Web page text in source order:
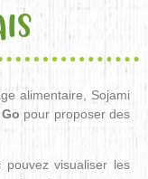
alimentaire, Sojami
pour proposer des
pouvez visualiser les